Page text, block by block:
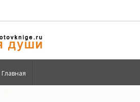
Главная